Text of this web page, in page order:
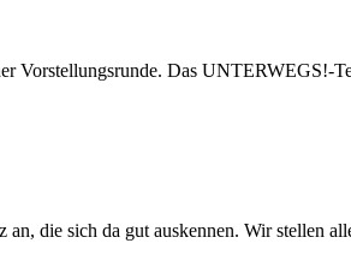
Das UNTERWEGS!-
an, die sich da gut auskennen. Wir stellen